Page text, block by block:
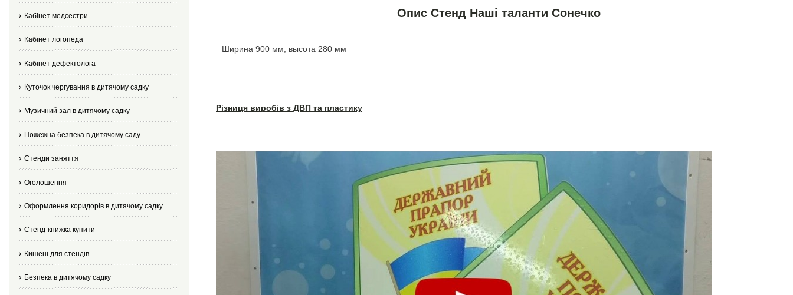
Кабінет медсестри
Кабінет логопеда
Кабінет дефектолога
Куточок чергування в дитячому садку
Музичний зал в дитячому садку
Пожежна безпека в дитячому саду
Стенди заняття
Оголошення
Оформлення коридорів в дитячому садку
Стенд-книжка купити
Кишені для стендів
Безпека в дитячому садку
Опис Стенд Наші таланти Сонечко
Ширина 900 мм, высота 280 мм
Різниця виробів з ДВП та пластику